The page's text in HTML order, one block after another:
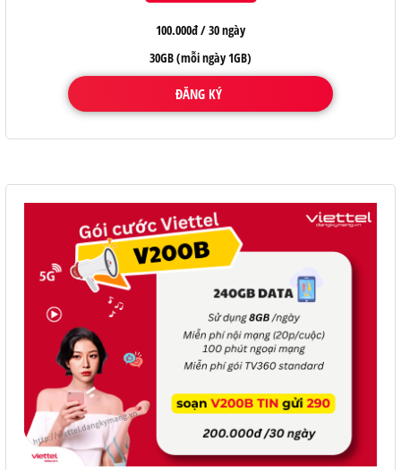
100.000đ / 30 ngày
30GB (mỗi ngày 1GB)
ĐĂNG KÝ